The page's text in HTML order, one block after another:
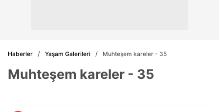
Haberler Yaşam Galerileri Muhteşem kareler - 35
Muhteşem kareler - 35